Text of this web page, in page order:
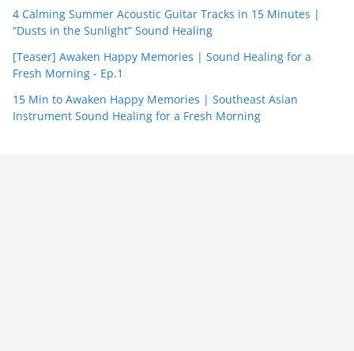
4 Calming Summer Acoustic Guitar Tracks in 15 Minutes |
“Dusts in the Sunlight” Sound Healing
[Teaser] Awaken Happy Memories | Sound Healing for a
Fresh Morning - Ep.1
15 Min to Awaken Happy Memories | Southeast Asian
Instrument Sound Healing for a Fresh Morning